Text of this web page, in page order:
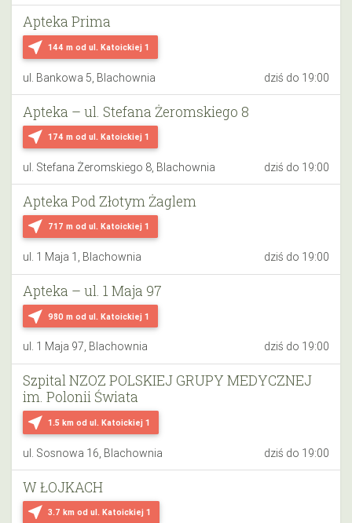
near_me 144 m od ul. Katoickiej 1
Apteka Prima
ul. Bankowa 5, Blachownia dziś do 19:00
near_me 174 m od ul. Katoickiej 1
Apteka – ul. Stefana Żeromskiego 8
ul. Stefana Żeromskiego 8, Blachownia dziś do 19:00
near_me 717 m od ul. Katoickiej 1
Apteka Pod Złotym Żaglem
ul. 1 Maja 1, Blachownia dziś do 19:00
near_me 980 m od ul. Katoickiej 1
Apteka – ul. 1 Maja 97
ul. 1 Maja 97, Blachownia dziś do 19:00
near_me 1.5 km od ul. Katoickiej 1
Szpital NZOZ POLSKIEJ GRUPY MEDYCZNEJ
im. Polonii Świata
ul. Sosnowa 16, Blachownia dziś do 19:00
near_me 3.7 km od ul. Katoickiej 1
W ŁOJKACH